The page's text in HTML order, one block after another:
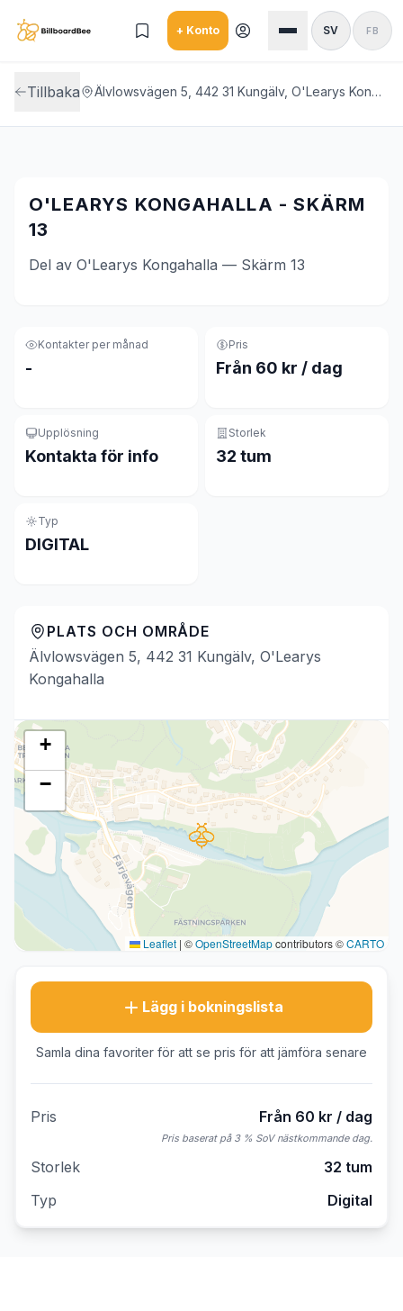
+ Konto SV FB
Tillbaka Älvlowsvägen 5, 442 31 Kungälv, O'Learys Kongahalla
O'LEARYS KONGAHALLA - SKÄRM
13
Del av O'Learys Kongahalla — Skärm 13
Kontakter per månad
-
Pris
Från 60 kr / dag
Upplösning
Kontakta för info
Storlek
32 tum
Typ
DIGITAL
PLATS OCH OMRÅDE
Älvlowsvägen 5, 442 31 Kungälv, O'Learys
Kongahalla
+
−
Leaflet | ©OpenStreetMapcontributors ©CARTO
Lägg i bokningslista
Samla dina favoriter för att se pris för att jämföra senare
Pris Från 60 kr / dag
Pris baserat på 3 % SoV nästkommande dag.
Storlek
32 tum
Typ
Digital